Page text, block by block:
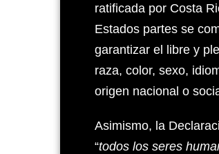
ratificada por Costa
Estados partes se
garantizar el libre y
raza, color, sexo,
origen nacional o
Asimismo, la
“todos los seres